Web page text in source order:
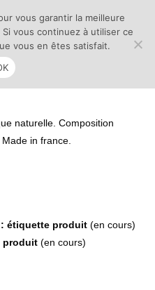
0
naturelle. Composition
in france.
: étiquette produit(en cours)
produit (en cours)
vous garantir la meilleure
vous continuez à utiliser ce
vous en êtes satisfait.